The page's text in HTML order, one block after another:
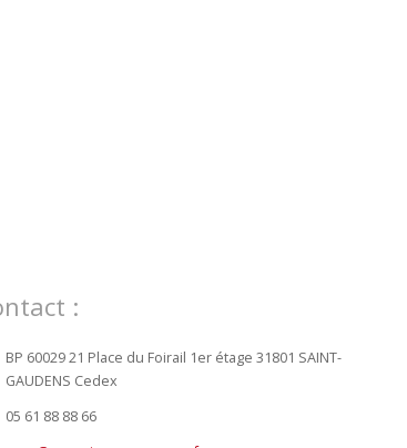
:
BP 60029 21 Place du Foirail 1er étage 31801 SAINT-
GAUDENS Cedex
05 61 88 88 66